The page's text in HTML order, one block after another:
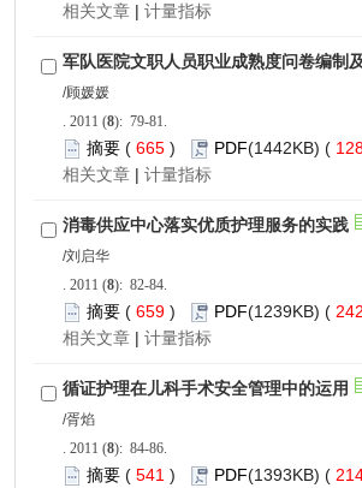
|
): 79-81.
665 )
|
): 82-84.
659 ) 242
|
): 84-86.
541 )